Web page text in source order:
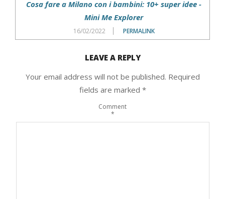
Cosa fare a Milano con i bambini: 10+ super idee -
Mini Me Explorer
16/02/2022 PERMALINK
LEAVE A REPLY
Your email address will not be published. Required
fields are marked *
Comment
*